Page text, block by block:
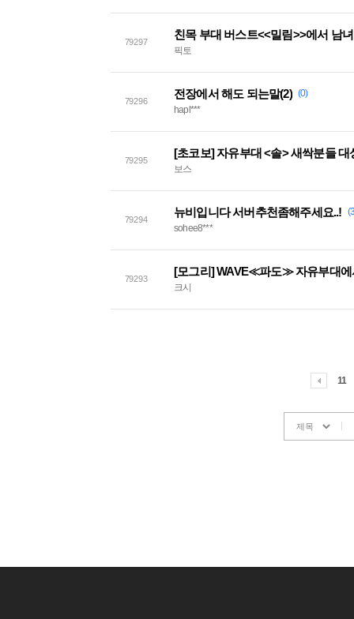
79297
픽토
79296
전장에서 해도 되는말(2) (0)
hapl***
79295
[초코보] 자유부대 <솔> 새싹분들
보스
79294
뉴비입니다 서버추천좀해주세요..!
sohee8***
79293
[모그리] WAVE≪파도≫ 자유부대에
크시
11